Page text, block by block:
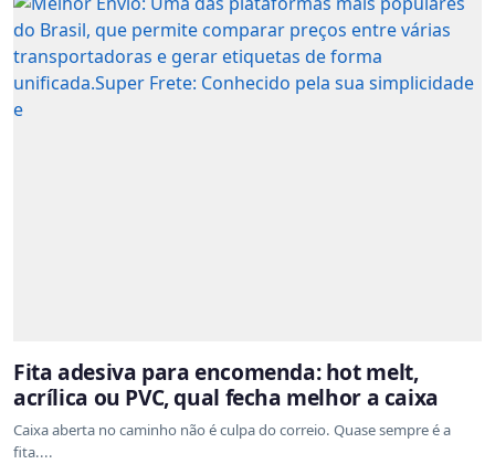
Fita adesiva para encomenda: hot melt,
acrílica ou PVC, qual fecha melhor a caixa
Caixa aberta no caminho não é culpa do correio. Quase sempre é a
fita....